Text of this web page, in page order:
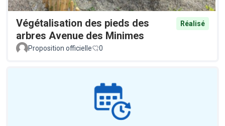
Végétalisation des pieds des
arbres Avenue des Minimes
Réalisé
Proposition officielle 0